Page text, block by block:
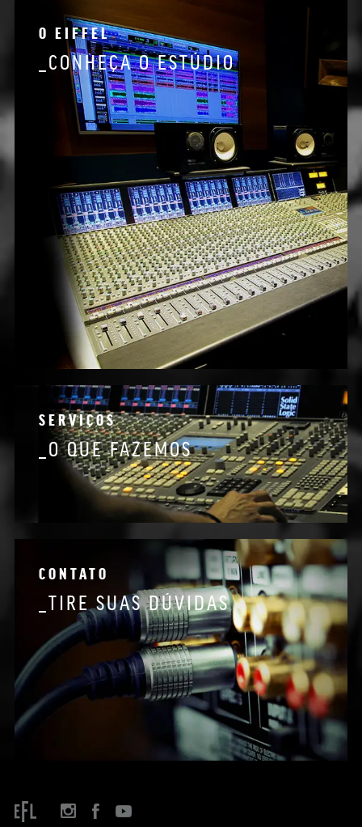
O EIFFEL
_CONHEÇA O ESTÚDIO
SERVIÇOS
_O QUE FAZEMOS
CONTATO
_TIRE SUAS DÚVIDAS